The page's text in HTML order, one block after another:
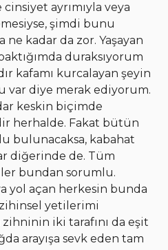
ayrımıyla veya
şimdi bunu
ne kadar da zor. Yaşayan
duraksıyorum
kafamı kurcalayan şeyin
var diye merak ediyorum.
keskin biçimde
herhalde. Fakat bütün
bulunacaksa, kabahat
diğerinde de. Tüm
bundan sorumlu.
yol açan herkesin bunda
yetilerimi
iki tarafını da eşit
arayışa sevk eden tam